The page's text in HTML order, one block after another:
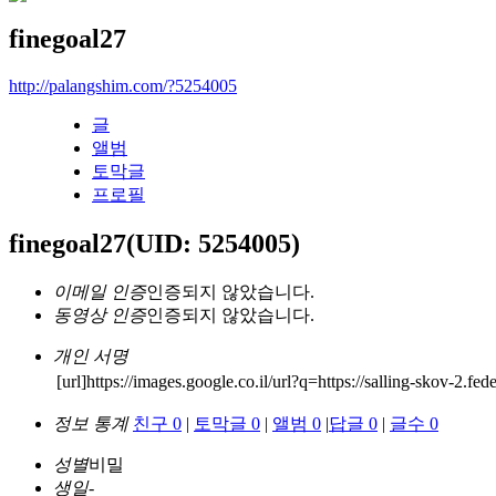
finegoal27
http://palangshim.com/?5254005
글
앨범
토막글
프로필
finegoal27(UID: 5254005)
이메일 인증인증되지 않았습니다.
동영상 인증인증되지 않았습니다.
개인 서명
[url]https://images.google.co.il/url?q=https://salling-skov-
정보 통계 친구 0 | 토막글 0 | 앨범 0 |답글 0 | 글수 0
성별비밀
생일-